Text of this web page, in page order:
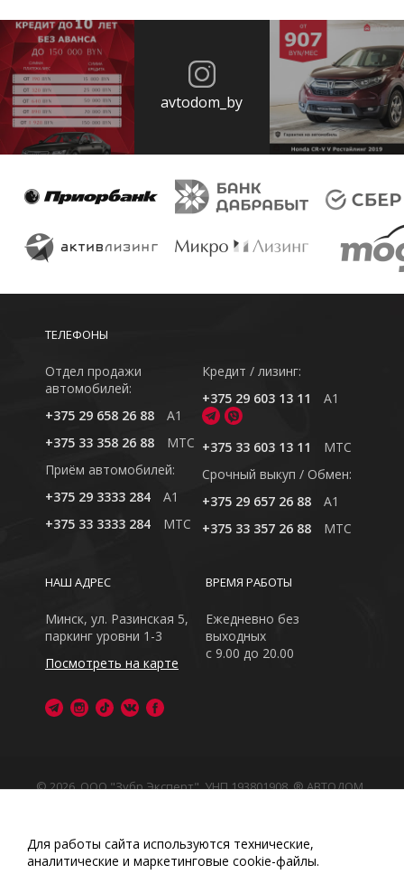
avtodom_by
ТЕЛЕФОНЫ
Отдел продажи
автомобилей:
+375 29 658 26 88
A1
+375 33 358 26 88
MTC
Приём автомобилей:
+375 29 3333 284
A1
+375 33 3333 284
MTC
Кредит / лизинг:
+375 29 603 13 11
A1
+375 33 603 13 11
MTC
Cрочный выкуп / Обмен:
+375 29 657 26 88
A1
+375 33 357 26 88
MTC
ВРЕМЯ РАБОТЫ
Ежедневно без
выходных
с 9.00 до 20.00
НАШ АДРЕС
Минск, ул. Разинская 5,
паркинг уровни 1-3
Посмотреть на карте
© 2026, ООО "Зубр Эксперт", УНП 193801908. ® АВТОДОМ
Обращаем Ваше внимание на то, что данный интернет-
сайт носит исключительно информационный характер
Любое использование либо копирование материалов
Для работы сайта используются технические,
аналитические и маркетинговые сооkіе-файлы.